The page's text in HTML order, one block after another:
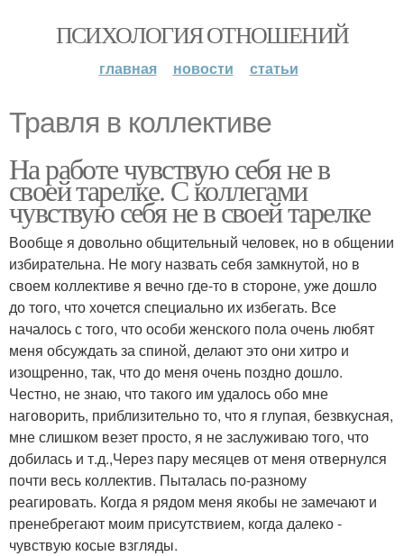
ПСИХОЛОГИЯ ОТНОШЕНИЙ
главная новости статьи
Травля в коллективе
На работе чувствую себя не в
своей тарелке. С коллегами
чувствую себя не в своей тарелке
Вообще я довольно общительный человек, но в общении
избирательна. Не могу назвать себя замкнутой, но в
своем коллективе я вечно где-то в стороне, уже дошло
до того, что хочется специально их избегать. Все
началось с того, что особи женского пола очень любят
меня обсуждать за спиной, делают это они хитро и
изощренно, так, что до меня очень поздно дошло.
Честно, не знаю, что такого им удалось обо мне
наговорить, приблизительно то, что я глупая, безвкусная,
мне слишком везет просто, я не заслуживаю того, что
добилась и т.д.,Через пару месяцев от меня отвернулся
почти весь коллектив. Пыталась по-разному
реагировать. Когда я рядом меня якобы не замечают и
пренебрегают моим присутствием, когда далеко -
чувствую косые взгляды.